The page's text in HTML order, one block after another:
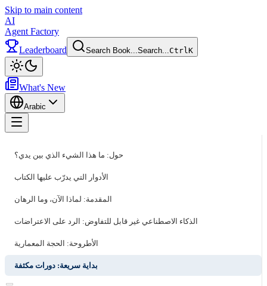
Skip to main content
AI
Agent Factory
Leaderboard
Search Book...Search...CtrlK
What's New
Arabic
حول: ما هذا الشيء الذي بين يدي؟
الأدوار التي يدرّب عليها الكتاب
المقدمة: لماذا الآن، وما الرهان
الذكاء الاصطناعي غير قابل للتفاوض: الرد على الاعتراضات
الأطروحة: الحجة المعمارية
بداية سريعة: دورات مكثفة